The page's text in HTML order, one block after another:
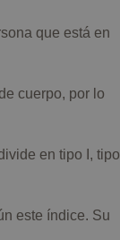
que está en
cuerpo, por lo
en tipo I, tipo
este índice. Su